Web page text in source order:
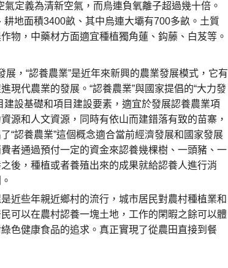
定義為清新空氣，而烏連負氧離子超過幾十倍。
地面積3400畝、其中烏連大壩有700多畝。土質
物，中藥材方面適宜種植獨角蓮、鈎藤、白芨等。
，“認養農業”是近年來新興的農業發展模式，它有
代農業的發展。“認養農業”與國家提倡的“大力發
設基礎和項目建設要素，適宜於發展認養農業項
源和人文資源，同時有依山而建錯落有致的苗寨，
“認養農業”這個概念適合當前經濟發展和國家發展
者通過預付一定的資金來認養幾棵樹、一頭豬、一
後，種植或者養殖出來的成果就給認養人進行消
些年親近鄉村的流行，城市居民對農村種植業和
可以在農村認養一塊土地，工作的閑暇之餘可以體
色健康食品的追求。真正實現了從農田直接到餐